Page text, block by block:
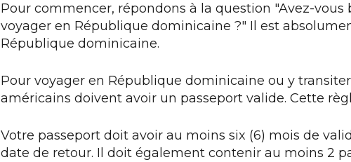
Pour commencer, répondons à la question "Avez-
voyager en République dominicaine ?" Il est
République dominicaine.
Pour voyager en République dominicaine ou y
américains doivent avoir un passeport valide. Cette
Votre passeport doit avoir au moins six (6) mois de
date de retour. Il doit également contenir au moins 2